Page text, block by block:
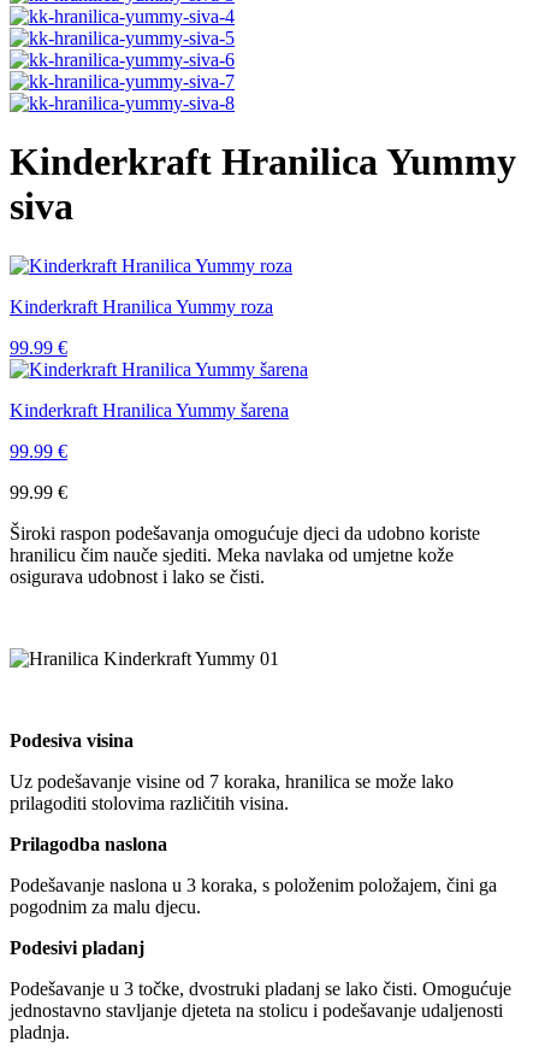
Kinderkraft Hranilica Yummy
siva
Kinderkraft Hranilica Yummy roza
99.99 €
Kinderkraft Hranilica Yummy šarena
99.99 €
99.99 €
Široki raspon podešavanja omogućuje djeci da udobno koriste
hranilicu čim nauče sjediti. Meka navlaka od umjetne kože
osigurava udobnost i lako se čisti.
Podesiva visina
Uz podešavanje visine od 7 koraka, hranilica se može lako
prilagoditi stolovima različitih visina.
Prilagodba naslona
Podešavanje naslona u 3 koraka, s položenim položajem, čini ga
pogodnim za malu djecu.
Podesivi pladanj
Podešavanje u 3 točke, dvostruki pladanj se lako čisti. Omogućuje
jednostavno stavljanje djeteta na stolicu i podešavanje udaljenosti
pladnja.